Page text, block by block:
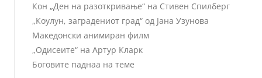
Кон „Ден на разоткривање“ на Стивен Спилберг
„Коулун, заградениот град“ од Јана Узунова
Македонски анимиран филм
„Одисеите“ на Артур Кларк
Боговите паднаа на теме